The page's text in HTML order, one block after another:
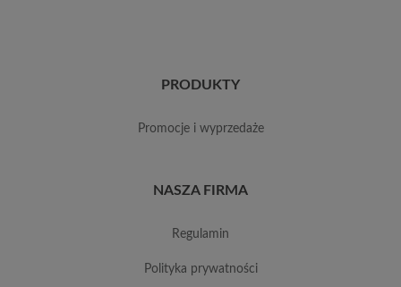
PRODUKTY
promocje i wyprzedaże
NASZA FIRMA
regulamin
polityka prywatności